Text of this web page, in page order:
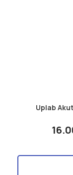
Uplab